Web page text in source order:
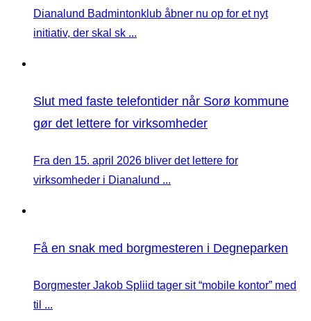
Dianalund Badmintonklub åbner nu op for et nyt
initiativ, der skal sk ...
Slut med faste telefontider når Sorø kommune
gør det lettere for virksomheder
Fra den 15. april 2026 bliver det lettere for
virksomheder i Dianalund ...
Få en snak med borgmesteren i Degneparken
Borgmester Jakob Spliid tager sit “mobile kontor” med
til ...